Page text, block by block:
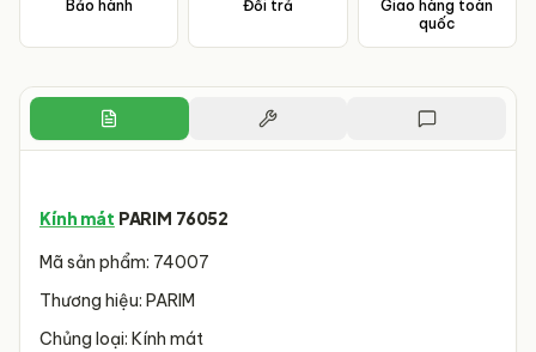
Bảo hành Đổi trả
Giao hàng toàn
quốc
Kính mát PARIM 76052
Mã sản phẩm: 74007
Thương hiệu: PARIM
Chủng loại: Kính mát